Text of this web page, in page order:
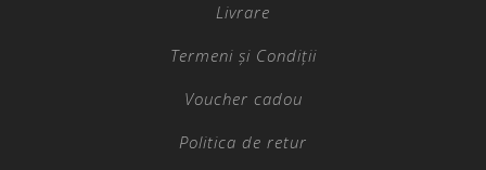
Livrare
Termeni și Condiții
Voucher cadou
Politica de retur